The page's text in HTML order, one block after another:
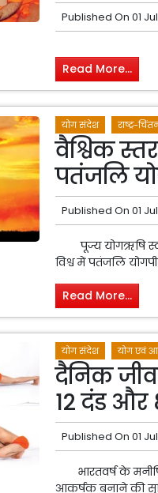
Published On 01
Read More...
योग संदेश राष्ट्र-
वैश्विक
पतंजलि
Published On 01
पूज्य योगऋषि
विश्व में पतंजलि
Read More...
योग संदेश योग एवं
दैनिक
12 दंड
Published On 01
भारतवर्ष के
आकर्षक बनाने की